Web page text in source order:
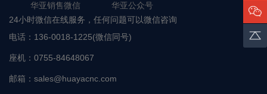
华亚销售微信 华亚公众号
24小时微信在线服务，任何问题可以微信咨询
电话： 136-0018-1225(微信同号)
座机： 0755-84648067
邮箱： sales@huayacnc.com